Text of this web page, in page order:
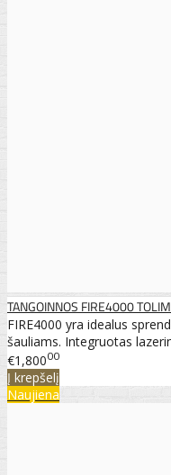
TANGOINNOS FIRE4000
FIRE4000 yra idealus
šauliams. Integruotas
€1,80000
Į krepšelį
Naujiena